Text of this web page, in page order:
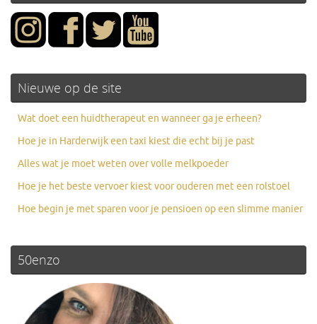
Nieuwe op de site
Wat doet een huidtherapeut en wanneer ga je erheen?
Hoe je in Harderwijk een taxi kiest die echt bij je past
Alles wat je moet weten over volle melkpoeder
Hoe je het beste vervoer kiest voor ouderen met een rolstoel
Hoe begin je met sparen voor je pensioen op een slimme manier
50enzo